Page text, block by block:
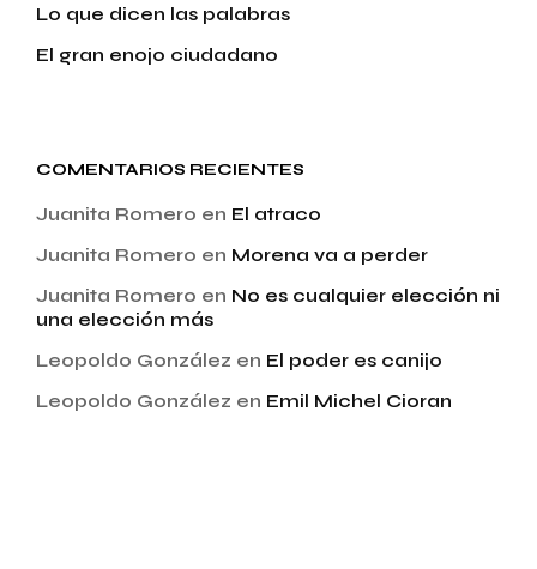
Lo que dicen las palabras
El gran enojo ciudadano
COMENTARIOS RECIENTES
Juanita Romero en El atraco
Juanita Romero en Morena va a perder
Juanita Romero en No es cualquier elección ni
una elección más
Leopoldo González en El poder es canijo
Leopoldo González en Emil Michel Cioran